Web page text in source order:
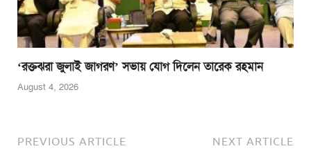
‘রক্তঝরা জুলাই জাগরণ’ সভায় যোগ দিলেন তারেক রহমান
August 4, 2026
PREVIOUS ARTICLE NEXT ARTICLE